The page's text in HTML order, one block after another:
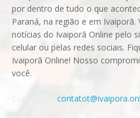
por dentro de tudo o que
Paraná, na região e em
notícias do Ivaiporã Online pelo
celular ou pelas redes sociais.
Ivaiporã Online! Nosso
você.